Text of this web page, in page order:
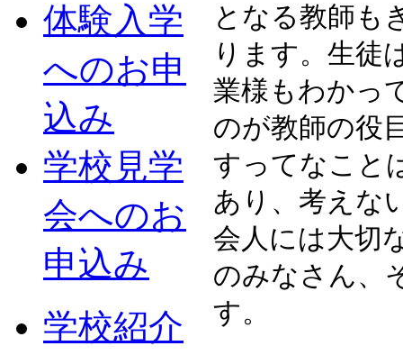
となる教師も
ります。生徒
業様もわかっ
のが教師の役
すってなこと
あり、考えな
会人には大切
のみなさん、
す。
体験入学
へのお申
込み
学校見学
会へのお
申込み
学校紹介